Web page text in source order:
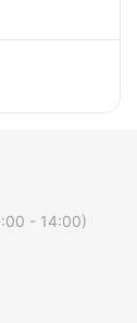
- 14:00)